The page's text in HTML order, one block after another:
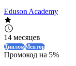
Eduson Academy
14 месяцев
ДипломМентор
Промокод на 5%